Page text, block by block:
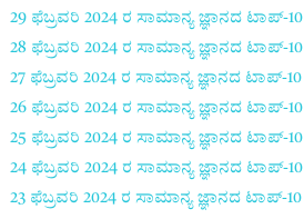
29 ಫೆಬ್ರವರಿ 2024 ರ ಸಾಮಾನ್ಯ ಜ್ಞಾನದ ಟಾಪ್-10
28 ಫೆಬ್ರವರಿ 2024 ರ ಸಾಮಾನ್ಯ ಜ್ಞಾನದ ಟಾಪ್-10
27 ಫೆಬ್ರವರಿ 2024 ರ ಸಾಮಾನ್ಯ ಜ್ಞಾನದ ಟಾಪ್-10
26 ಫೆಬ್ರವರಿ 2024 ರ ಸಾಮಾನ್ಯ ಜ್ಞಾನದ ಟಾಪ್-10
25 ಫೆಬ್ರವರಿ 2024 ರ ಸಾಮಾನ್ಯ ಜ್ಞಾನದ ಟಾಪ್-10
24 ಫೆಬ್ರವರಿ 2024 ರ ಸಾಮಾನ್ಯ ಜ್ಞಾನದ ಟಾಪ್-10
23 ಫೆಬ್ರವರಿ 2024 ರ ಸಾಮಾನ್ಯ ಜ್ಞಾನದ ಟಾಪ್-10